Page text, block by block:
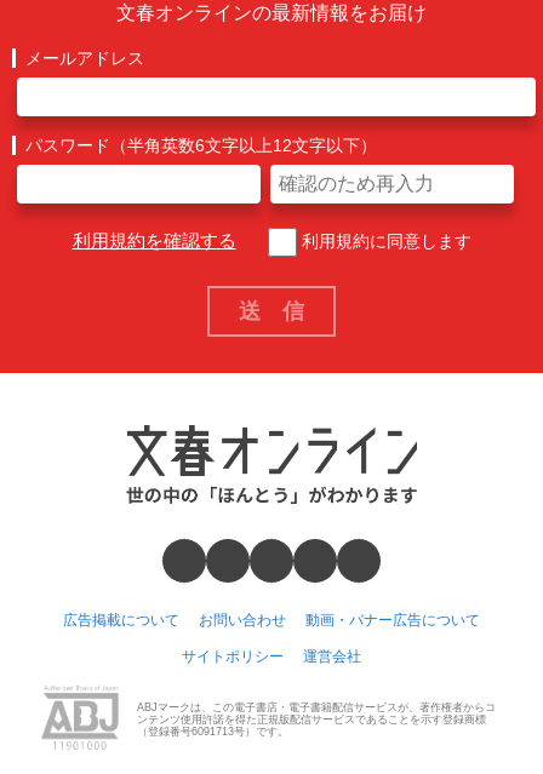
文春オンラインの最新情報をお届け
メールアドレス
パスワード（半角英数6文字以上12文字以下）
利用規約を確認する 利用規約に同意します
広告掲載について お問い合わせ 動画・バナー広告について
サイトポリシー 運営会社
ABJマークは、この電子書店・電子書籍配信サービスが、著作権者からコ
ンテンツ使用許諾を得た正規版配信サービスであることを示す登録商標
（登録番号6091713号）です。